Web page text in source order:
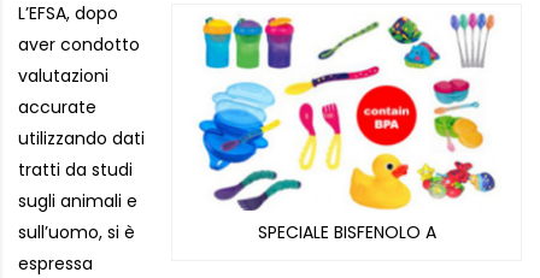
SPECIALE BISFENOLO A
L’EFSA, dopo
aver condotto
valutazioni
accurate
utilizzando dati
tratti da studi
sugli animali e
sull’uomo, si è
espressa